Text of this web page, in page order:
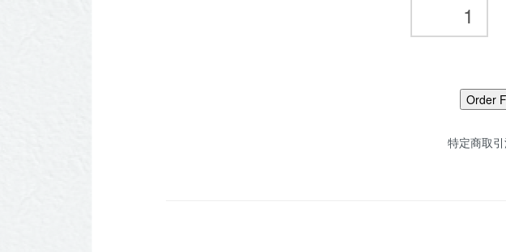
特定商取引